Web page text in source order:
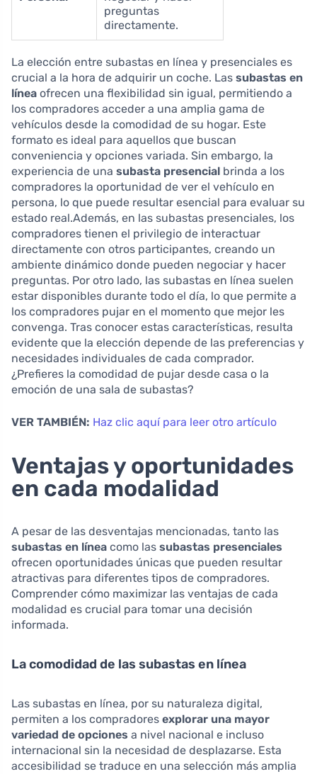
preguntas
directamente.
La elección entre subastas en línea y presenciales es
crucial a la hora de adquirir un coche. Las subastas en
línea ofrecen una flexibilidad sin igual, permitiendo a
los compradores acceder a una amplia gama de
vehículos desde la comodidad de su hogar. Este
formato es ideal para aquellos que buscan
conveniencia y opciones variada. Sin embargo, la
experiencia de una subasta presencial brinda a los
compradores la oportunidad de ver el vehículo en
persona, lo que puede resultar esencial para evaluar su
estado real.Además, en las subastas presenciales, los
compradores tienen el privilegio de interactuar
directamente con otros participantes, creando un
ambiente dinámico donde pueden negociar y hacer
preguntas. Por otro lado, las subastas en línea suelen
estar disponibles durante todo el día, lo que permite a
los compradores pujar en el momento que mejor les
convenga. Tras conocer estas características, resulta
evidente que la elección depende de las preferencias y
necesidades individuales de cada comprador.
¿Prefieres la comodidad de pujar desde casa o la
emoción de una sala de subastas?
VER TAMBIÉN: Haz clic aquí para leer otro artículo
Ventajas y oportunidades
en cada modalidad
A pesar de las desventajas mencionadas, tanto las
subastas en línea como las subastas presenciales
ofrecen oportunidades únicas que pueden resultar
atractivas para diferentes tipos de compradores.
Comprender cómo maximizar las ventajas de cada
modalidad es crucial para tomar una decisión
informada.
La comodidad de las subastas en línea
Las subastas en línea, por su naturaleza digital,
permiten a los compradores explorar una mayor
variedad de opciones a nivel nacional e incluso
internacional sin la necesidad de desplazarse. Esta
accesibilidad se traduce en una selección más amplia